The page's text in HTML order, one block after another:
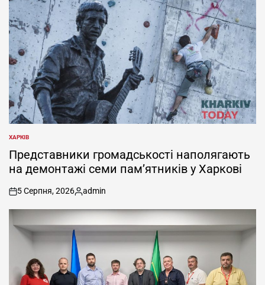
ОПУБЛІКУВАТИ
У
ХАРКІВ
Представники громадськості наполягають
на демонтажі семи пам’ятників у Харкові
on
5 Серпня, 2026
Опубліковано
admin